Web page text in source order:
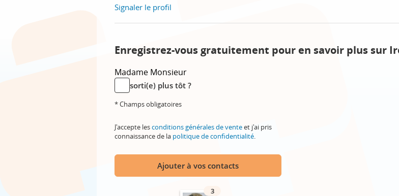
Signaler le profil
Enregistrez-vous gratuitement pour en savoir plus sur
Madame Monsieur
sorti(e) plus tôt ?
* Champs obligatoires
J'accepte lesconditions générales de venteet j'ai pris
connaissance de la politique de confidentialité.
Ajouter à vos contacts
3